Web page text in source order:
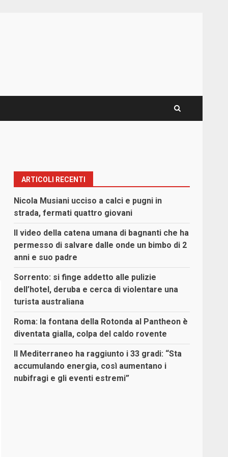
ARTICOLI RECENTI
Nicola Musiani ucciso a calci e pugni in
strada, fermati quattro giovani
Il video della catena umana di bagnanti che ha
permesso di salvare dalle onde un bimbo di 2
anni e suo padre
Sorrento: si finge addetto alle pulizie
dell’hotel, deruba e cerca di violentare una
turista australiana
Roma: la fontana della Rotonda al Pantheon è
diventata gialla, colpa del caldo rovente
Il Mediterraneo ha raggiunto i 33 gradi: “Sta
accumulando energia, così aumentano i
nubifragi e gli eventi estremi”